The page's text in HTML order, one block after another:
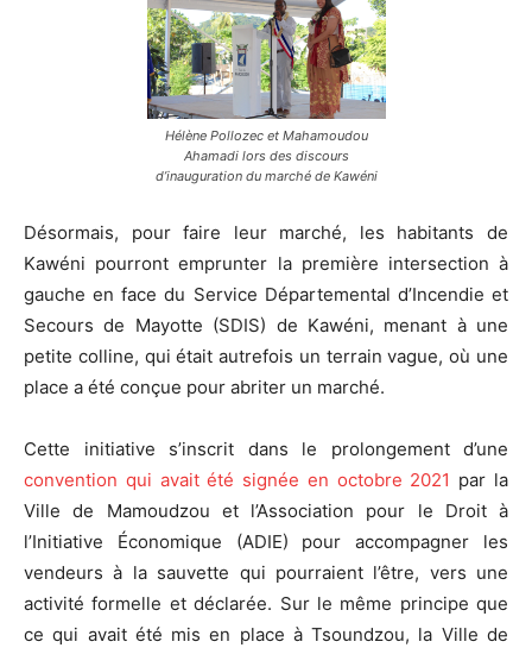
Hélène Pollozec et Mahamoudou
Ahamadi lors des discours
d’inauguration du marché de Kawéni
Désormais, pour faire leur marché, les habitants de
Kawéni pourront emprunter la première intersection à
gauche en face du Service Départemental d’Incendie et
Secours de Mayotte (SDIS) de Kawéni, menant à une
petite colline, qui était autrefois un terrain vague, où une
place a été conçue pour abriter un marché.
Cette initiative s’inscrit dans le prolongement d’une
convention qui avait été signée en octobre 2021 par la
Ville de Mamoudzou et l’Association pour le Droit à
l’Initiative Économique (ADIE) pour accompagner les
vendeurs à la sauvette qui pourraient l’être, vers une
activité formelle et déclarée. Sur le même principe que
ce qui avait été mis en place à Tsoundzou, la Ville de